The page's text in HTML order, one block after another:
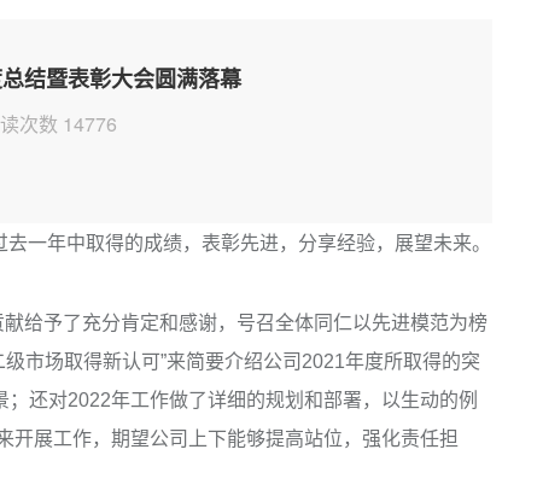
结暨表彰大会圆满落幕
次数 14776
年中取得的成绩，表彰先进，分享经验，展望未来。
予了充分肯定和感谢，号召全体同仁以先进模范为榜
市场取得新认可”来简要介绍公司2021年度所取得的突
还对2022年工作做了详细的规划和部署，以生动的例
开展工作，期望公司上下能够提高站位，强化责任担